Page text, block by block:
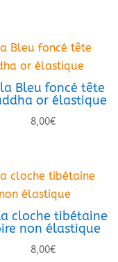
Bleu foncé tête
or élastique
8,00€
cloche tibétaine
non élastique
8,00€